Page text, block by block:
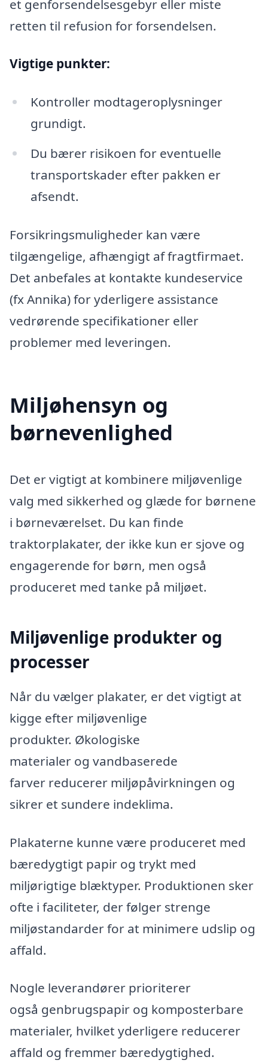
et genforsendelsesgebyr eller miste
retten til refusion for forsendelsen.
Vigtige punkter:
Kontroller modtageroplysninger
grundigt.
Du bærer risikoen for eventuelle
transportskader efter pakken er
afsendt.
Forsikringsmuligheder kan være
tilgængelige, afhængigt af fragtfirmaet.
Det anbefales at kontakte kundeservice
(fx Annika) for yderligere assistance
vedrørende specifikationer eller
problemer med leveringen.
Miljøhensyn og
børnevenlighed
Det er vigtigt at kombinere miljøvenlige
valg med sikkerhed og glæde for børnene
i børneværelset. Du kan finde
traktorplakater, der ikke kun er sjove og
engagerende for børn, men også
produceret med tanke på miljøet.
Miljøvenlige produkter og
processer
Når du vælger plakater, er det vigtigt at
kigge efter miljøvenlige
produkter. Økologiske
materialer og vandbaserede
farver reducerer miljøpåvirkningen og
sikrer et sundere indeklima.
Plakaterne kunne være produceret med
bæredygtigt papir og trykt med
miljørigtige blæktyper. Produktionen sker
ofte i faciliteter, der følger strenge
miljøstandarder for at minimere udslip og
affald.
Nogle leverandører prioriterer
også genbrugspapir og komposterbare
materialer, hvilket yderligere reducerer
affald og fremmer bæredygtighed.